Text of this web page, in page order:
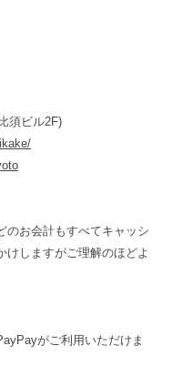
須ビル2F)
のお会計もすべてキャッシ
けしますがご理解のほどよ
がご利用いただけま